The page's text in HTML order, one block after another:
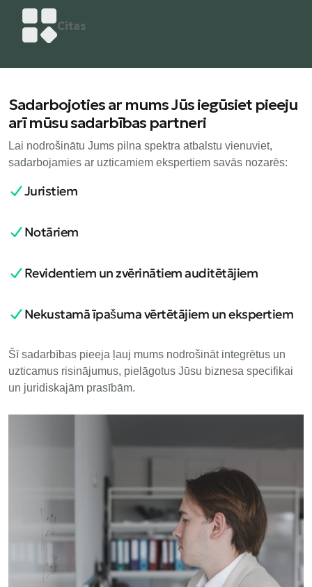
Citas
Sadarbojoties ar mums Jūs iegūsiet pieeju
arī mūsu sadarbības partneri
Lai nodrošinātu Jums pilna spektra atbalstu vienuviet,
sadarbojamies ar uzticamiem ekspertiem savās nozarēs:
Juristiem
Notāriem
Revidentiem un zvērinātiem auditētājiem
Nekustamā īpašuma vērtētājiem un ekspertiem
Šī sadarbības pieeja ļauj mums nodrošināt integrētus un
uzticamus risinājumus, pielāgotus Jūsu biznesa specifikai
un juridiskajām prasībām.